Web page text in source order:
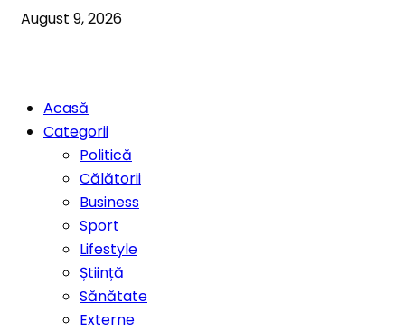
August 9, 2026
Acasă
Categorii
Politică
Călătorii
Business
Sport
Lifestyle
Știință
Sănătate
Externe